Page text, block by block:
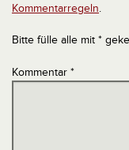
Kommentarregeln.
Bitte fülle alle mit *
Kommentar *